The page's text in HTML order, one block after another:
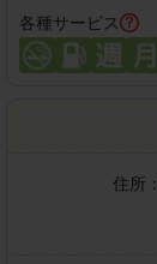
各種サービス
住所：